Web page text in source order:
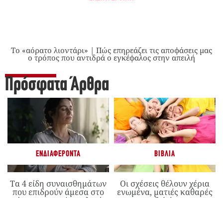
Το «αόρατο λιοντάρι» | Πώς επηρεάζει τις αποφάσεις μας
ο τρόπος που αντιδρά ο εγκέφαλος στην απειλή
Πρόσφατα Άρθρα
ΕΝΔΙΑΦΈΡΟΝΤΑ
Τα 4 είδη συναισθημάτων
που επιδρούν άμεσα στο
ΒΙΒΛΊΑ
Οι σχέσεις θέλουν χέρια
ενωμένα, ματιές καθαρές